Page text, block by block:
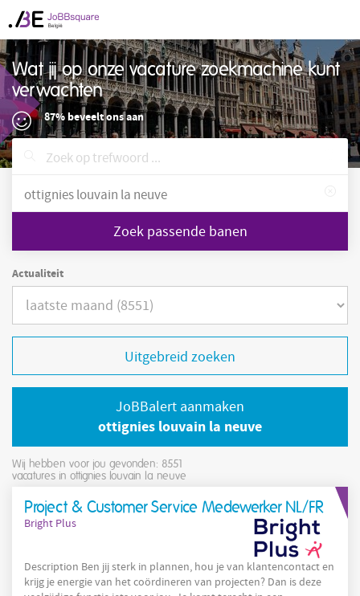
Wat jij op onze vacature zoekmachine kunt
verwachten
87% beveelt ons aan
Zoek passende banen
Actualiteit
Uitgebreid zoeken
JoBBalert aanmaken
ottignies louvain la neuve
Wij hebben voor jou gevonden: 8551
vacatures in ottignies louvain la neuve
Project & Customer Service Medewerker NL/FR
Bright Plus
Description Ben jij sterk in plannen, hou je van klantencontact en
krijg je energie van het coördineren van projecten? Dan is deze